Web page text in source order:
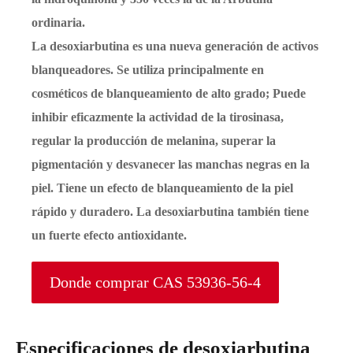
ordinaria.
La desoxiarbutina es una nueva generación de activos
blanqueadores. Se utiliza principalmente en
cosméticos de blanqueamiento de alto grado; Puede
inhibir eficazmente la actividad de la tirosinasa,
regular la producción de melanina, superar la
pigmentación y desvanecer las manchas negras en la
piel. Tiene un efecto de blanqueamiento de la piel
rápido y duradero. La desoxiarbutina también tiene
un fuerte efecto antioxidante.
Donde comprar CAS 53936-56-4
Especificaciones de desoxiarbutina